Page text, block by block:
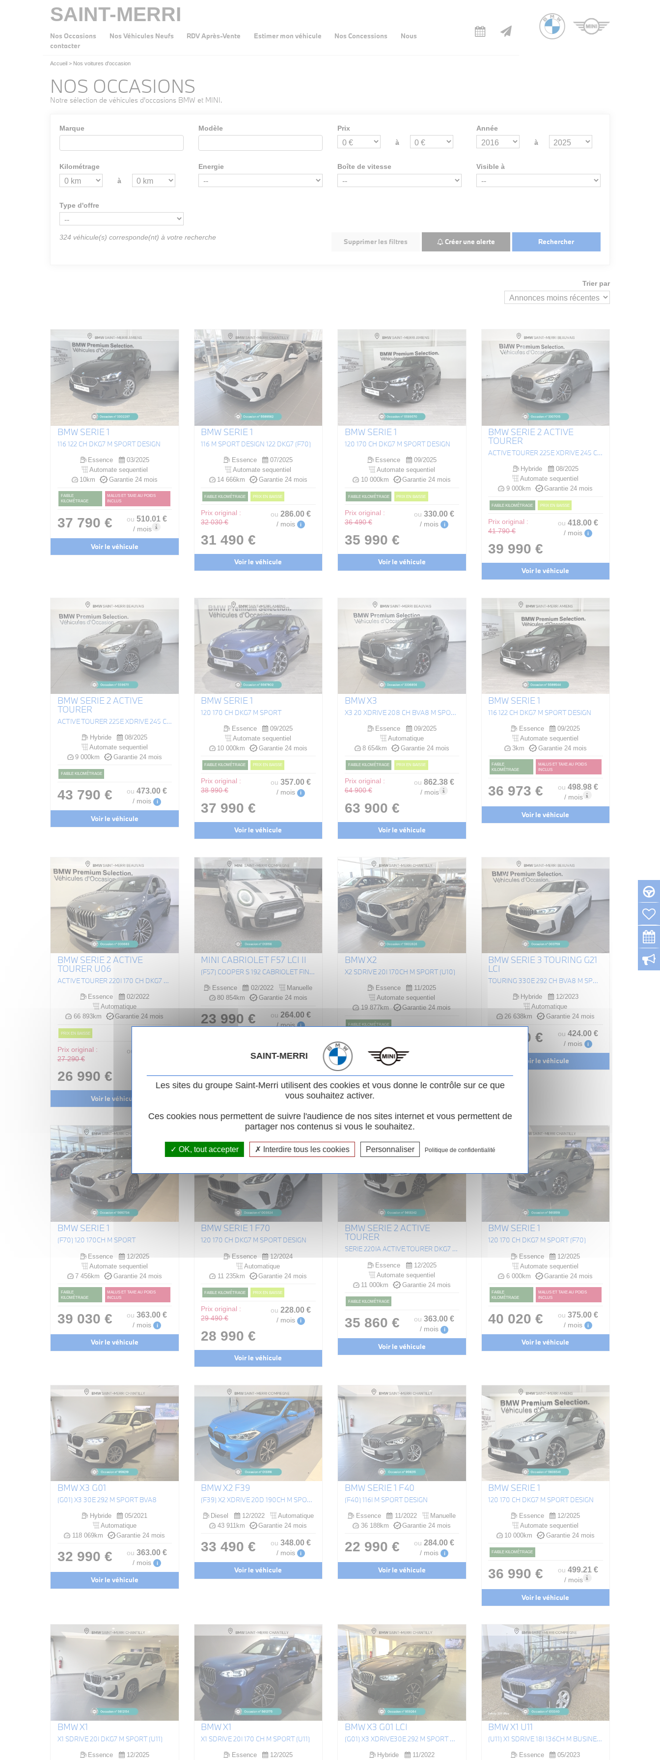
SAINT-MERRI
Nos Occasions Nos Véhicules Neufs RDV Après-Vente Estimer mon véhicule Nos Concessions
Nous
contacter
Accueil > Nos voitures d'occasion
NOS OCCASIONS
Notre sélection de véhicules d'occasions BMW et MINI.
Marque Modèle
Prix
à
Année
à
Kilométrage
à
Energie Boîte de vitesse Visible à
Type d'offre
324 véhicule(s) corresponde(nt) à votre recherche Supprimer les filtres Créer une alerte Rechercher
Trier par
BMW SERIE 1
116 122 CH DKG7 M SPORT DESIGN
Essence
03/2025
Automate sequentiel
10km
Garantie 24 mois
FAIBLE
KILOMÉTRAGE
MALUS ET TAXE AU POIDS
INCLUS
37 790 € ou510 .01 €
/ mois
Voir le véhicule
BMW SERIE 1
116 M SPORT DESIGN 122 DKG7 (F70)
Essence
07/2025
Automate sequentiel
14 666km
Garantie 24 mois
FAIBLE KILOMÉTRAGE PRIX EN BAISSE
Prix original :
32 030 €
31 490 €
ou 286.00 €
/ mois i
Voir le véhicule
BMW SERIE 1
120 170 CH DKG7 M SPORT DESIGN
Essence
09/2025
Automate sequentiel
10 000km
Garantie 24 mois
FAIBLE KILOMÉTRAGE PRIX EN BAISSE
Prix original :
36 490 €
35 990 €
ou330.00 €
/ mois i
Voir le véhicule
BMW SERIE 2 ACTIVE
TOURER
ACTIVE TOURER 225E XDRIVE 245 CH DKG7 M SPORT
Hybride
08/2025
Automate sequentiel
9 000km
Garantie 24 mois
FAIBLE KILOMÉTRAGE PRIX EN BAISSE
Prix original :
41 790 €
39 990 €
ou 418.00 €
/ mois i
Voir le véhicule
BMW SERIE 2 ACTIVE
TOURER
ACTIVE TOURER 225E XDRIVE 245 CH DKG7 M SPORT
Hybride
08/2025
Automate sequentiel
9 000km
Garantie 24 mois
FAIBLE KILOMÉTRAGE
43 790 € ou473.00 €
/ mois i
Voir le véhicule
BMW SERIE 1
120 170 CH DKG7 M SPORT
Essence
09/2025
Automate sequentiel
10 000km
Garantie 24 mois
FAIBLE KILOMÉTRAGE PRIX EN BAISSE
Prix original :
38 990 €
37 990 €
ou 357.00 €
/ mois i
Voir le véhicule
BMW X3
X3 20 XDRIVE 208 CH BVA8 M SPORT
Essence
09/2025
Automatique
8 654km
Garantie 24 mois
FAIBLE KILOMÉTRAGE PRIX EN BAISSE
Prix original :
64 900 €
63 900 €
ou862.38 €
/ mois
Voir le véhicule
BMW SERIE 1
116 122 CH DKG7 M SPORT DESIGN
Essence
09/2025
Automate sequentiel
3km
Garantie 24 mois
FAIBLE
KILOMÉTRAGE
MALUS ET TAXE AU POIDS
INCLUS
36 973 € ou 498.98€
/ mois
Voir le véhicule
BMW SERIE 2 ACTIVE
TOURER U06
ACTIVE TOURER 220I 170 CH DKG7 LUXURY
Essence
02/2022
Automatique
66 893km
Garantie 24 mois
PRIX EN BAISSE
Prix original :
27 290 €
26 990 €
ou
Voir le véhicule
MINI CABRIOLET F57 LCI II
(F57) COOPER S 192 CABRIOLET FINITION JCW
Essence 02/2022
Manuelle
80 854km
Garantie 24 mois
23 990 € ou 264.00 €
/ mois i
BMW X2
X2 SDRIVE 20I 170CH M SPORT (U10)
Essence
11/2025
Automate sequentiel
19 877km
Garantie 24 mois
FAIBLE KILOMÉTRAGE
42 995 €
BMW SERIE 3 TOURING G21
LCI
TOURING 330E 292 CH BVA8 M SPORT
Hybride
12/2023
Automatique
26 638km
Garantie 24 mois
39 990 € ou 424.00 €
/ mois i
Voir le véhicule
BMW SERIE 1
(F70) 120 170CH M SPORT
Essence
12/2025
Automate sequentiel
7 456km
Garantie 24 mois
FAIBLE
KILOMÉTRAGE
MALUS ET TAXE AU POIDS
INCLUS
39 030 € ou363.00 €
/ mois i
Voir le véhicule
BMW SERIE 1 F70
120 170 CH DKG7 M SPORT DESIGN
Essence
12/2024
Automatique
11 235km
Garantie 24 mois
FAIBLE KILOMÉTRAGE PRIX EN BAISSE
Prix original :
29 490 €
28 990 €
ou 228.00 €
/ mois i
Voir le véhicule
BMW SERIE 2 ACTIVE
TOURER
SÉRIE 220IA ACTIVE TOURER DKG7 170 CH M SPORT (U06)
Essence
12/2025
Automate sequentiel
11 000km
Garantie 24 mois
FAIBLE KILOMÉTRAGE
35 860 € ou363.00 €
/ mois i
Voir le véhicule
BMW SERIE 1
120 170 CH DKG7 M SPORT (F70)
Essence
12/2025
Automate sequentiel
6 000km
Garantie 24 mois
FAIBLE
KILOMÉTRAGE
MALUS ET TAXE AU POIDS
INCLUS
40 020 € ou 375.00 €
/ mois i
Voir le véhicule
BMW X3 G01
(G01) X3 30E 292 M SPORT BVA8
Hybride
05/2021
Automatique
118 069km
Garantie 24 mois
32 990 € ou363.00 €
/ mois i
Voir le véhicule
BMW X2 F39
(F39) X2 XDRIVE 20D 190CH M SPORT BVA8
Diesel 12/2022
Automatique
43 911km
Garantie 24 mois
33 490 € ou 348.00 €
/ mois i
Voir le véhicule
BMW SERIE 1 F40
(F40) 116I M SPORT DESIGN
Essence 11/2022
Manuelle
36 188km
Garantie 24 mois
22 990 € ou284.00 €
/ mois i
Voir le véhicule
BMW SERIE 1
120 170 CH DKG7 M SPORT DESIGN
Essence
12/2025
Automate sequentiel
10 000km
Garantie 24 mois
FAIBLE KILOMÉTRAGE
36 990 € ou 499.21 €
/ mois
Voir le véhicule
BMW X1
X1 SDRIVE 20I DKG7 M SPORT (U11)
Essence 12/2025
BMW X1
X1 SDRIVE 20I 170 CH M SPORT (U11)
Essence 12/2025
BMW X3 G01 LCI
(G01) X3 XDRIVE30E 292 M SPORT BVA8
Hybride 11/2022
BMW X1 U11
(U11) X1 SDRIVE 18I 136CH M BUSINESS DESIGN DKG7
Essence 05/2023
SAINT-MERRI
Les sites du groupe Saint-Merri utilisent des cookies et vous donne le contrôle sur ce que
vous souhaitez activer.
Ces cookies nous permettent de suivre l'audience de nos sites internet et vous permettent de
partager nos contenus si vous le souhaitez.
OK, tout accepter Interdire tous les cookies Personnaliser Politique de confidentialité